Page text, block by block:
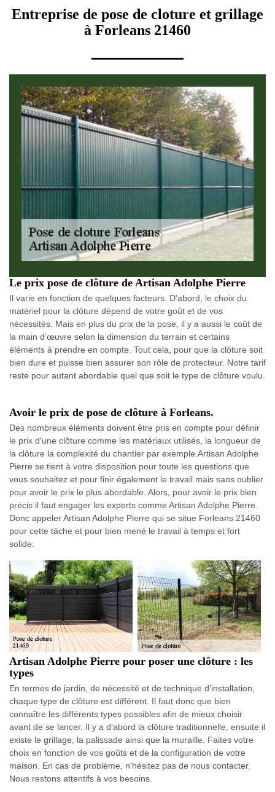
Entreprise de pose de cloture et grillage
à Forleans 21460
Le prix pose de clôture de Artisan Adolphe Pierre
Il varie en fonction de quelques facteurs. D'abord, le choix du
matériel pour la clôture dépend de votre goût et de vos
nécessités. Mais en plus du prix de la pose, il y a aussi le coût de
la main d’œuvre selon la dimension du terrain et certains
éléments à prendre en compte. Tout cela, pour que la clôture soit
bien dure et puisse bien assurer son rôle de protecteur. Notre tarif
reste pour autant abordable quel que soit le type de clôture voulu.
Avoir le prix de pose de clôture à Forleans.
Des nombreux éléments doivent être pris en compte pour définir
le prix d'une clôture comme les matériaux utilisés, la longueur de
la clôture la complexité du chantier par exemple.Artisan Adolphe
Pierre se tient à votre disposition pour toute les questions que
vous souhaitez et pour finir également le travail mais sans oublier
pour avoir le prix le plus abordable. Alors, pour avoir le prix bien
précis il faut engager les experts comme Artisan Adolphe Pierre.
Donc appeler Artisan Adolphe Pierre qui se situe Forleans 21460
pour cette tâche et pour bien mené le travail à temps et fort
solide.
Artisan Adolphe Pierre pour poser une clôture : les
types
En termes de jardin, de nécessité et de technique d’installation,
chaque type de clôture est différent. Il faut donc que bien
connaître les différents types possibles afin de mieux choisir
avant de se lancer. Il y a d’abord la clôture traditionnelle, ensuite il
existe le grillage, la palissade ainsi que la muraille. Faites votre
choix en fonction de vos goûts et de la configuration de votre
maison. En cas de problème, n'hésitez pas de nous contacter.
Nous restons attentifs à vos besoins.